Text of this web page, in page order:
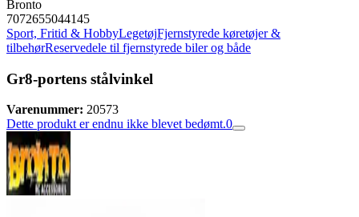
Bronto
7072655044145
Sport, Fritid & HobbyLegetøjFjernstyrede køretøjer &
tilbehørReservedele til fjernstyrede biler og både
Gr8-portens stålvinkel
Varenummer: 20573
Dette produkt er endnu ikke blevet bedømt.0